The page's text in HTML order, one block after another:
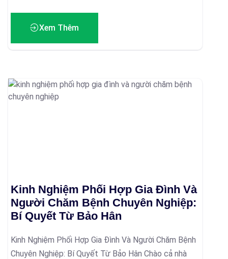
Xem Thêm
Kinh Nghiệm Phối Hợp Gia Đình Và
Người Chăm Bệnh Chuyên Nghiệp:
Bí Quyết Từ Bảo Hân
Kinh Nghiệm Phối Hợp Gia Đình Và Người Chăm Bệnh
Chuyên Nghiệp: Bí Quyết Từ Bảo Hân Chào cả nhà